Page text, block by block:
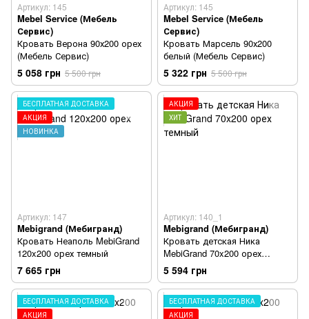
Артикул: 145
Mebel Service (Мебель
Сервис)
Кровать Верона 90х200 орех
(Мебель Сервис)
5 058 грн 5 500 грн
Артикул: 145
Mebel Service (Мебель
Сервис)
Кровать Марсель 90х200
белый (Мебель Сервис)
5 322 грн 5 500 грн
БЕСПЛАТНАЯ ДОСТАВКА
АКЦИЯ
НОВИНКА
Артикул: 147
Mebigrand (Мебигранд)
Кровать Неаполь MebiGrand
120x200 орех темный
7 665 грн
АКЦИЯ
ХИТ
Артикул: 140_1
Mebigrand (Мебигранд)
Кровать детская Ника
MebiGrand 70x200 орех
темный
5 594 грн
БЕСПЛАТНАЯ ДОСТАВКА
АКЦИЯ
БЕСПЛАТНАЯ ДОСТАВКА
АКЦИЯ